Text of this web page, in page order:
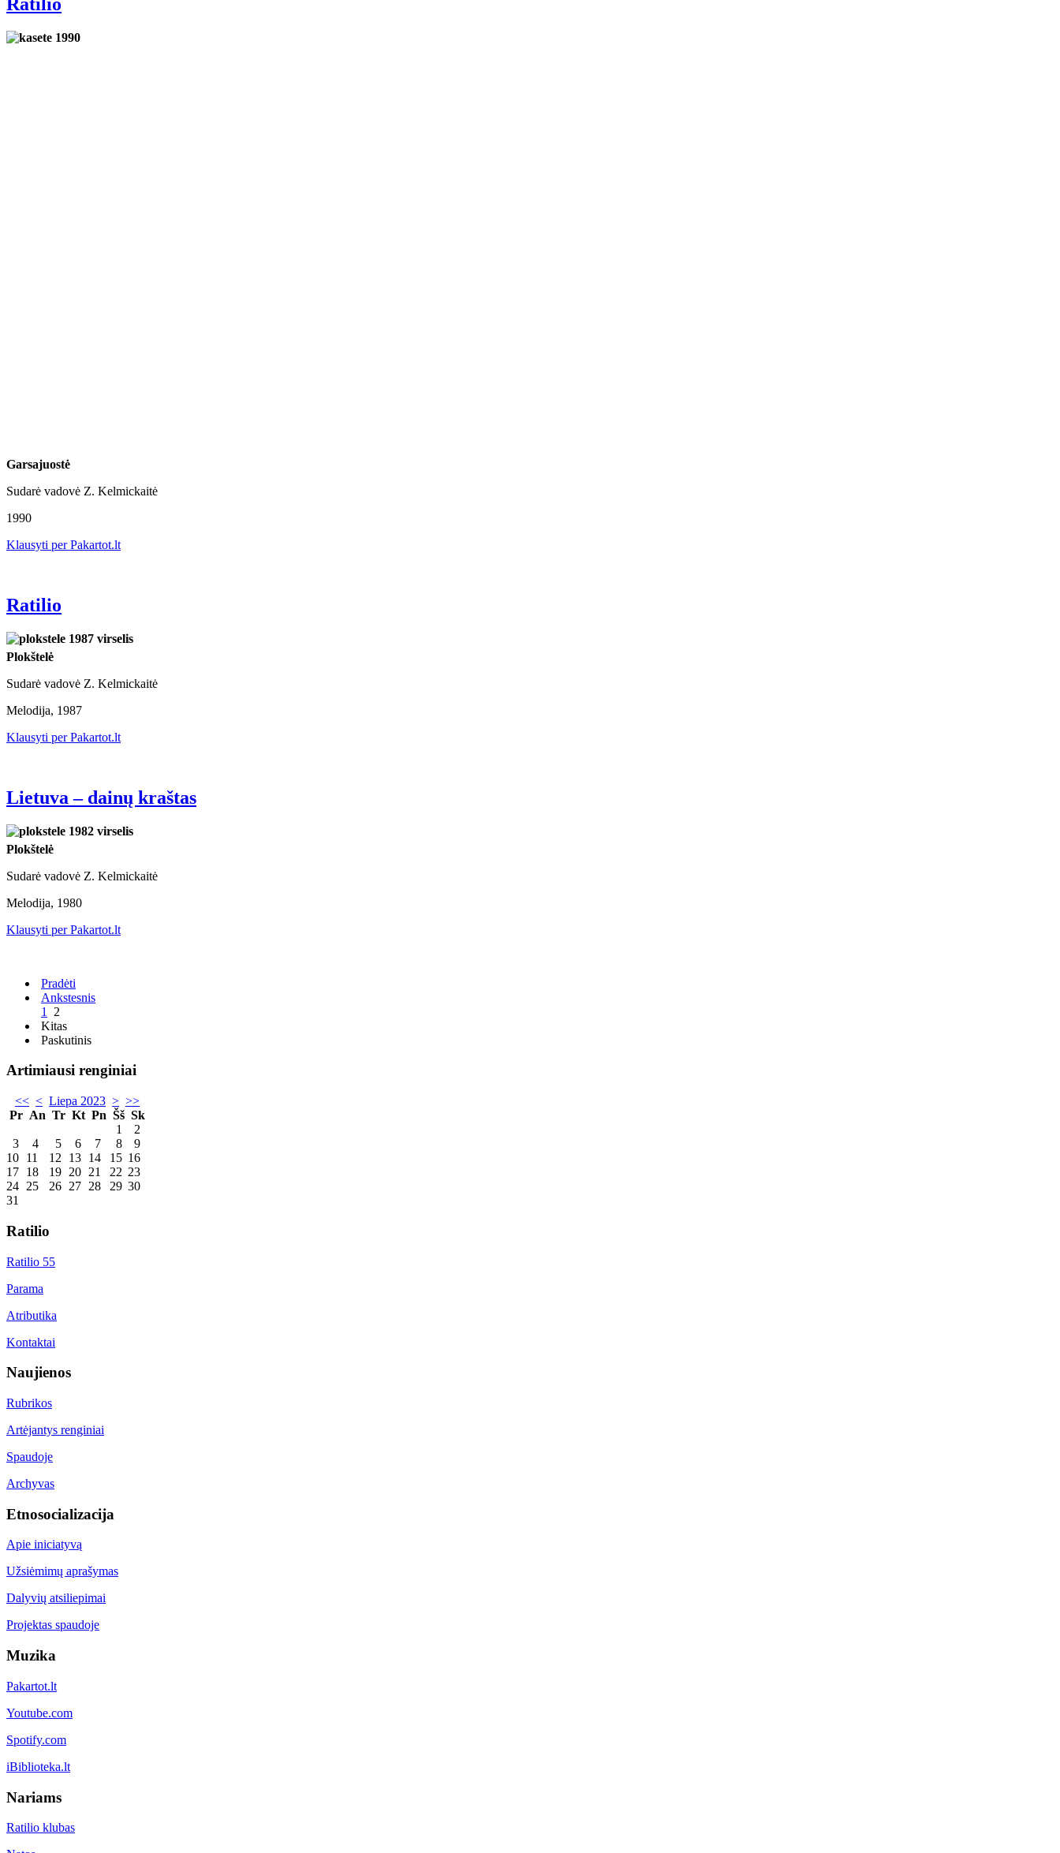
Garsajuostė
Sudarė vadovė Z. Kelmickaitė
1990
Klausyti per Pakartot.lt
Ratilio
Plokštelė
Sudarė vadovė Z. Kelmickaitė
Melodija, 1987
Klausyti per Pakartot.lt
Lietuva – dainų kraštas
Plokštelė
Sudarė vadovė Z. Kelmickaitė
Melodija, 1980
Klausyti per Pakartot.lt
Pradėti
Ankstesnis
1
2
Kitas
Paskutinis
Artimiausi renginiai
<< < Liepa 2023 > >>
Pr An Tr Kt Pn Šš Sk
1
2
3
4 5 6 7 8
9
10 11 12 13 14 15 16
17 18 19 20 21 22 23
24 25 26 27 28 29 30
31
Ratilio
Ratilio 55
Parama
Atributika
Kontaktai
Naujienos
Rubrikos
Artėjantys renginiai
Spaudoje
Archyvas
Etnosocializacija
Apie iniciatyvą
Užsiėmimų aprašymas
Dalyvių atsiliepimai
Projektas spaudoje
Muzika
Pakartot.lt
Youtube.com
Spotify.com
iBiblioteka.lt
Nariams
Ratilio klubas